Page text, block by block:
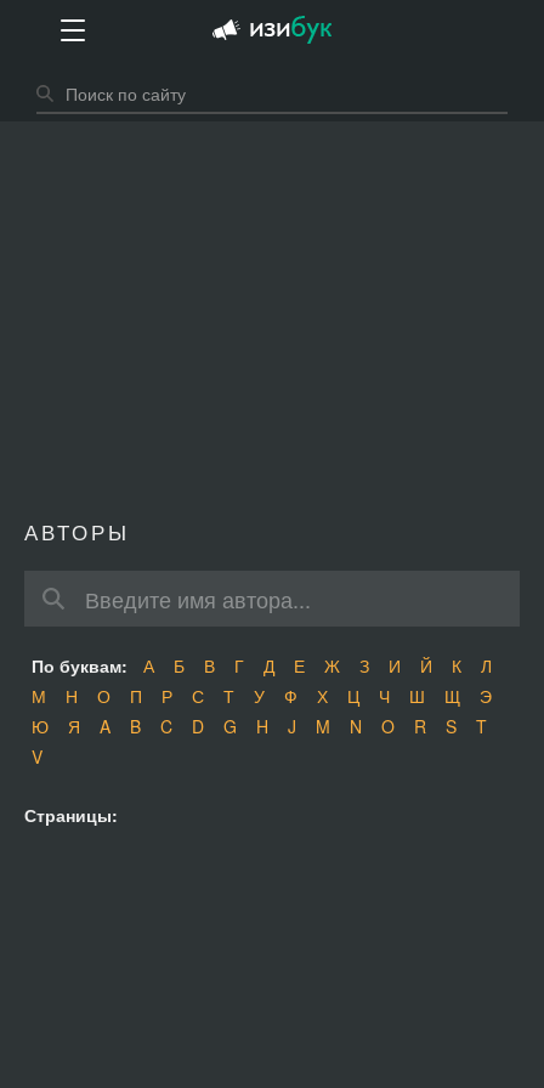
АВТОРЫ
По буквам: А Б В Г Д Е Ж З И Й К
Л
М
Н О П Р С Т У Ф Х Ц Ч Ш Щ
Э
Ю
Я A B C D G H J M N O R S
T
V
Страницы: